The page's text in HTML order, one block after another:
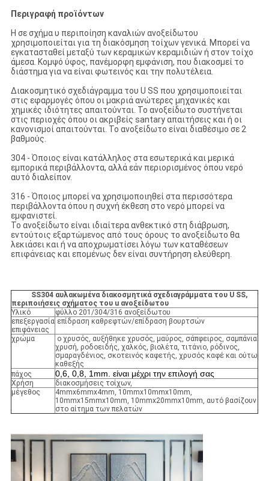
Περιγραφή προϊόντων
Η σε σχήμα υ περιποίηση καναλιών ανοξείδωτου
χρησιμοποιείται για τη διακόσμηση τοίχων γενικά. Μπορεί να
εγκατασταθεί μεταξύ των κεραμικών κεραμιδιών ή στον τοίχο
άμεσα. Κομψό ύφος, πανέμορφη εμφάνιση, που διακοσμεί το
διάστημα για να είναι φωτεινός και την πολυτέλεια.
Διακοσμητικό σχεδιάγραμμα του U SS που χρησιμοποιείται
στις εφαρμογές όπου οι μακριά ανώτερες μηχανικές και
χημικές ιδιότητες απαιτούνται. Το ανοξείδωτο συστήνεται
στις περιοχές όπου οι ακριβείς santary απαιτήσεις και ή οι
κανονισμοί απαιτούνται. Το ανοξείδωτο είναι διαθέσιμο σε 2
βαθμούς.
304 - Όποιος είναι κατάλληλος στα εσωτερικά και μερικά
εμπορικά περιβάλλοντα, αλλά εάν περιορισμένος όπου νερό
αυτό διαλείπον.
316 - Όποιος μπορεί να χρησιμοποιηθεί στα περισσότερα
περιβάλλοντα όπου η συχνή έκθεση στο νερό μπορεί να
εμφανιστεί.
Το ανοξείδωτο είναι ιδιαίτερα ανθεκτικό στη διάβρωση,
εντούτοις εξαρτώμενος από τους όρους το ανοξείδωτο θα
λεκιάσει και ή να αποχρωματίσει λόγω των καταθέσεων
επιφάνειας και επομένως δεν είναι συντήρηση ελεύθερη.
SS304 αυλακωμένα διακοσμητικά σχεδιαγράμματα του U SS,
περιποιήσεις σχήματος του u ανοξείδωτου
Υλικό
φύλλο 201/304/316 ανοξείδωτου
επεξεργασία
επιφάνειας
επίδραση καθρεφτών/επίδραση βουρτσών
χρώμα
ο χρυσός, αυξήθηκε χρυσός, μαύρος, σάπφειρος, σαμπάνια
χρυσή, ροδοειδής, χαλκός, βιολέτα, τιτάνιο, ρόδινος,
σμαραγδένιος, σκοτεινός καφετής, χρυσός καφέ και ούτω
καθεξής
πάχος
0,6, 0,8, 1mm. είναι μέχρι την επιλογή σας
Χρήση
διακοσμήσεις τοίχων,
μέγεθος
4mmx6mmx4mm, 10mmx10mmx10mm,
10mmx15mmx10mm, 10mmx20mmx10mm, αυτό βασίζουν
στο αίτημα των πελατών